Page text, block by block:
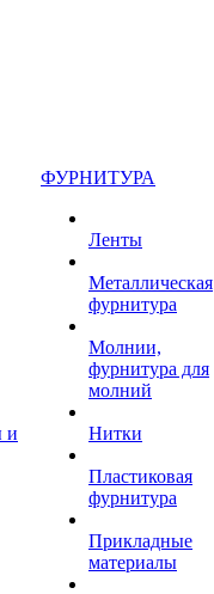
и
ФУРНИТУРА
Ленты
Металлическая
фурнитура
Молнии,
фурнитура для
молний
Нитки
Пластиковая
фурнитура
Прикладные
материалы